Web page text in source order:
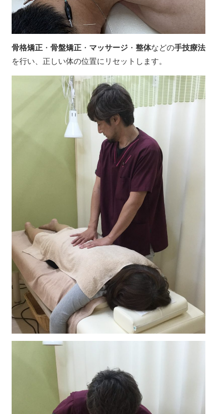
骨格矯正・ 骨盤矯正・ マッサージ・ 整体などの手技療法
を行い、正しい体の位置にリセットします。